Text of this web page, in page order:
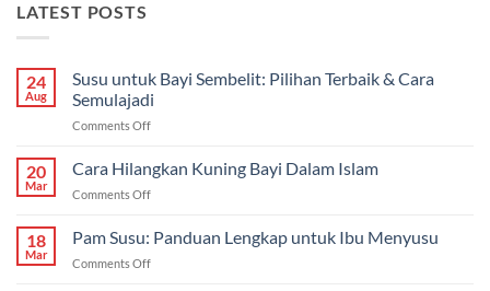
LATEST POSTS
24
Aug
Susu untuk Bayi Sembelit: Pilihan Terbaik & Cara
Semulajadi
Comments Offon
untuk
Bayi
Terbaik
20
Mar
Cara Hilangkan Kuning Bayi Dalam Islam
Comments Offon
Hilangkan
18
Mar
Pam Susu: Panduan Lengkap untuk Ibu Menyusu
Comments Offon